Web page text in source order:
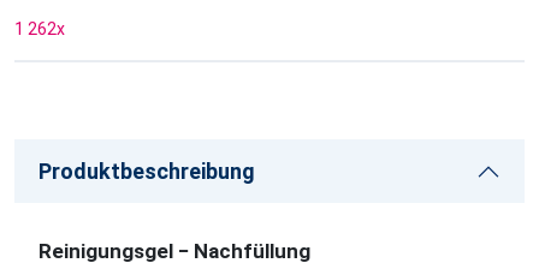
1 262x
Produktbeschreibung
Reinigungsgel − Nachfüllung